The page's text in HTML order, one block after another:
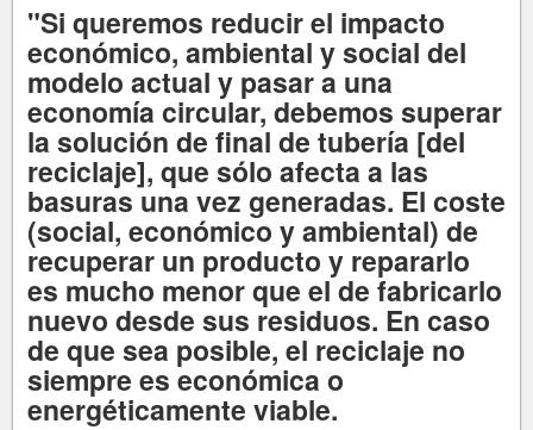
"Si queremos reducir el impacto
económico, ambiental y social del
modelo actual y pasar a una
economía circular, debemos superar
la solución de final de tubería [del
reciclaje], que sólo afecta a las
basuras una vez generadas. El coste
(social, económico y ambiental) de
recuperar un producto y repararlo
es mucho menor que el de fabricarlo
nuevo desde sus residuos. En caso
de que sea posible, el reciclaje no
siempre es económica o
energéticamente viable.